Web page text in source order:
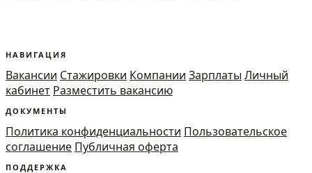
НАВИГАЦИЯ
Вакансии Стажировки Компании Зарплаты Личный
кабинет Разместить вакансию
ДОКУМЕНТЫ
Политика конфиденциальности Пользовательское
соглашение Публичная оферта
ПОДДЕРЖКА